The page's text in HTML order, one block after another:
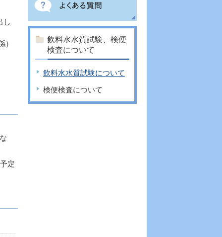
し
定
飲料水水質試験、検便
検査について
飲料水水質試験について
検便検査について